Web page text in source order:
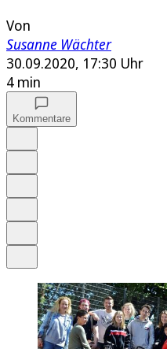
Von
Susanne Wächter
30.09.2020, 17:30 Uhr
4 min
Kommentare